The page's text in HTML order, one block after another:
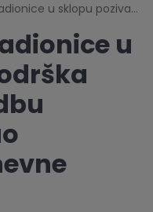
u sklopu poziva…
u